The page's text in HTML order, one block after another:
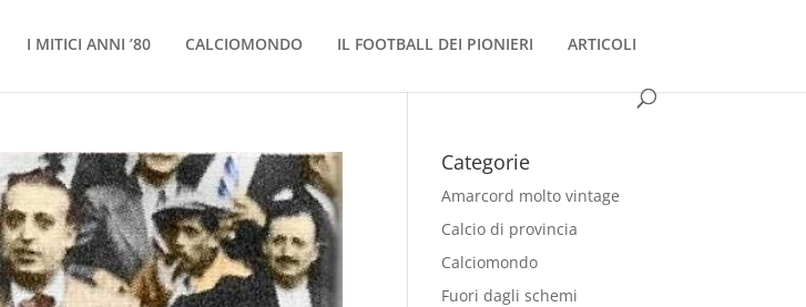
I MITICI ANNI ’80 CALCIOMONDO IL FOOTBALL DEI PIONIERI ARTICOLI
Categorie
Amarcord molto vintage
Calcio di provincia
Calciomondo
Fuori dagli schemi